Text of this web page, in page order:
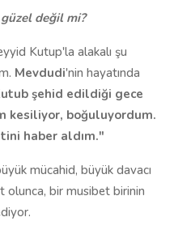
değil mi?
Kutup'la alakalı şu
Mevdudi'nin hayatında
şehid edildiği gece
kesiliyor, boğuluyordum.
haber aldım."
mücahid, büyük davacı
olunca, bir musibet birinin